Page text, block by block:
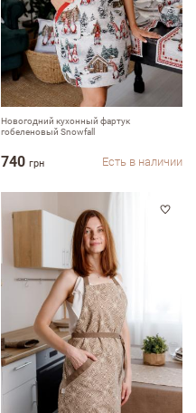
Новогодний кухонный фартук
гобеленовый Snowfall
740 грн Есть в наличии